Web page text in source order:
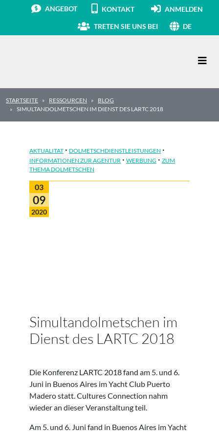
ANGEBOT KONTAKT ANMELDEN
TRETEN SIE UNS BEI DE
STARTSEITE RESSOURCEN
BLOG
SIMULTANDOLMETSCHEN IM DIENST DES LARTC 2018
AKTUALITAT · DOLMETSCHDIENSTLEISTUNGEN ·
INFORMATIONEN ZUR AGENTUR · WERBUNG · ZUM
THEMA DOLMETSCHEN
03
09
2020
Simultandolmetschen im
Dienst des LARTC 2018
Die Konferenz LARTC 2018 fand am 5. und 6.
Juni in Buenos Aires im Yacht Club Puerto
Madero statt. Cultures Connection nahm
wieder an dieser Veranstaltung teil.
Am 5. und 6. Juni fand in Buenos Aires im Yacht